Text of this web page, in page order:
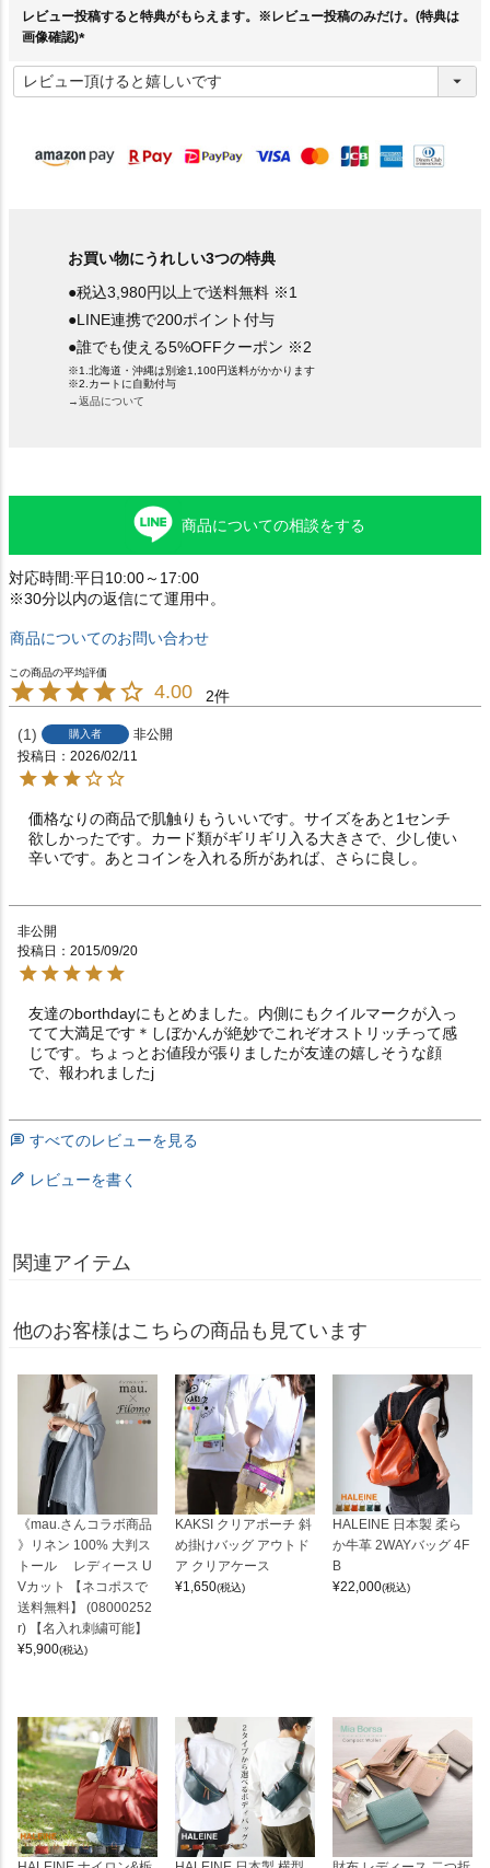
レビュー投稿すると特典がもらえます。※レビュー投稿のみだけ。(特典は
画像確認)
必
須
お買い物にうれしい3つの特典
●税込3,980円以上で送料無料 ※1
●LINE連携で200ポイント付与
●誰でも使える5%OFFクーポン ※2
※1.北海道・沖縄は別途1,100円送料がかかります
※2.カートに自動付与
→返品について
商品についての相談をする
対応時間:平日10:00～17:00
※30分以内の返信にて運用中。
商品についてのお問い合わせ
4.00 2
1 購入者
非公開
投稿日
2026/02/11
価格なりの商品で肌触りもういいです。サイズをあと1センチ
欲しかったです。カード類がギリギリ入る大きさで、少し使い
辛いです。あとコインを入れる所があれば、さらに良し。
非公開
投稿日
2015/09/20
友達のborthdayにもとめました。内側にもクイルマークが入っ
てて大満足です＊しぼかんが絶妙でこれぞオストリッチって感
じです。ちょっとお値段が張りましたが友達の嬉しそうな顔
で、報われましたj
すべてのレビューを見る
レビューを書く
関連アイテム
他のお客様はこちらの商品も見ています
《mau.さんコラボ商品
》リネン 100% 大判ス
トール レディース U
Vカット 【ネコポスで
送料無料】 (08000252
r) 【名入れ刺繍可能】
¥5,900(税込)
KAKSI クリアポーチ 斜
め掛けバッグ アウトド
ア クリアケース
¥1,650(税込)
HALEINE 日本製 柔ら
か牛革 2WAYバッグ 4F
B
¥22,000(税込)